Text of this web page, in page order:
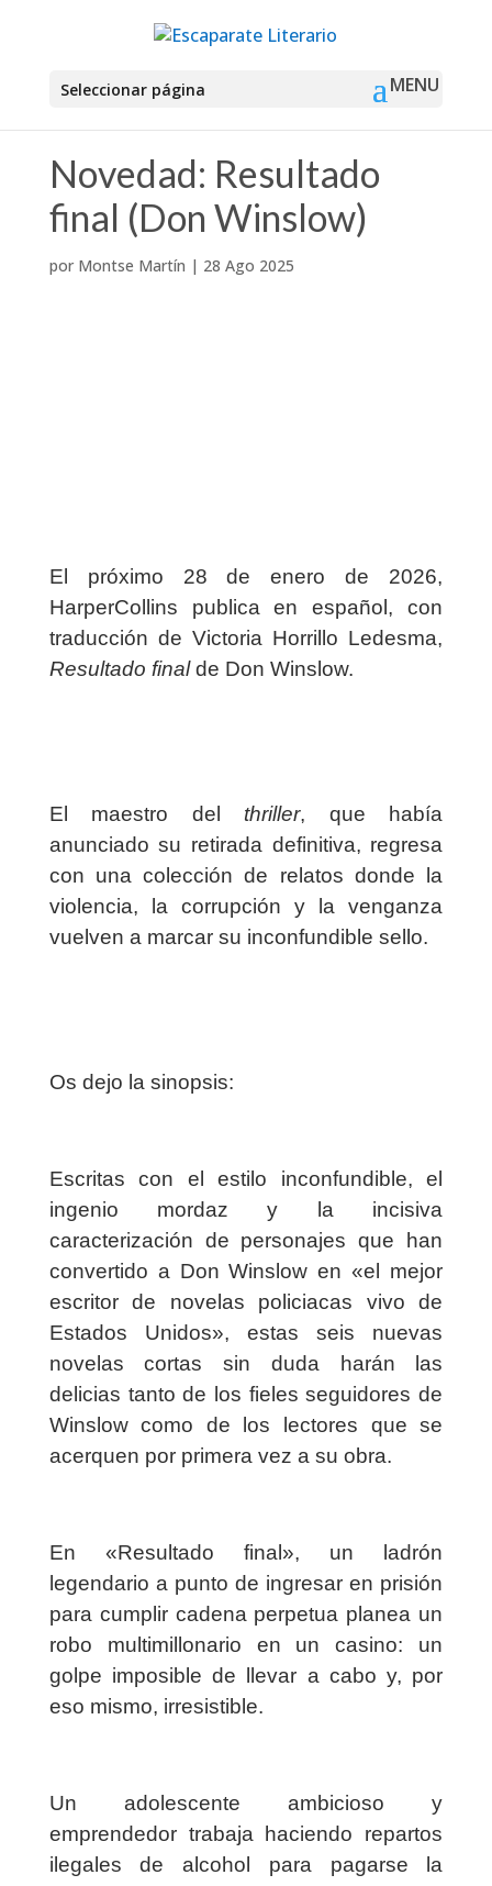
Seleccionar página
Novedad: Resultado
final (Don Winslow)
por Montse Martín | 28 Ago 2025
El próximo 28 de enero de 2026,
HarperCollins publica en español, con
traducción de Victoria Horrillo Ledesma,
Resultado finalde Don Winslow.
El maestro del thriller, que había
anunciado su retirada definitiva, regresa
con una colección de relatos donde la
violencia, la corrupción y la venganza
vuelven a marcar su inconfundible sello.
Os dejo la sinopsis:
Escritas con el estilo inconfundible, el
ingenio mordaz y la incisiva
caracterización de personajes que han
convertido a Don Winslow en «el mejor
escritor de novelas policiacas vivo de
Estados Unidos», estas seis nuevas
novelas cortas sin duda harán las
delicias tanto de los fieles seguidores de
Winslow como de los lectores que se
acerquen por primera vez a su obra.
En «Resultado final », un ladrón
legendario a punto de ingresar en prisión
para cumplir cadena perpetua planea un
robo multimillonario en un casino: un
golpe imposible de llevar a cabo y, por
eso mismo, irresistible.
Un adolescente ambicioso y
emprendedor trabaja haciendo repartos
ilegales de alcohol para pagarse la